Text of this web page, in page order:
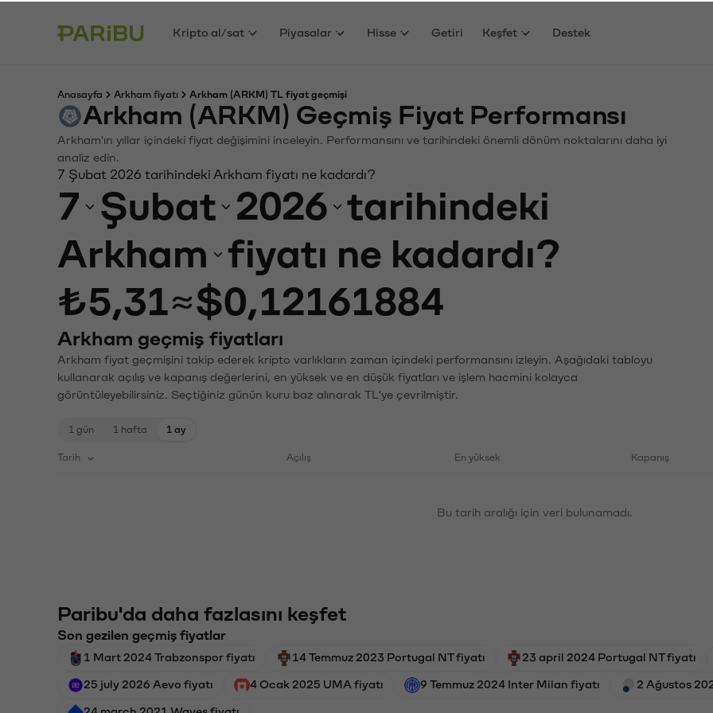
Kripto al/sat Piyasalar Hisse Getiri Keşfet Destek
Anasayfa Arkham fiyatı Arkham (ARKM) TL fiyat geçmişi
Arkham (ARKM) Geçmiş Fiyat Performansı
Arkham'ın yıllar içindeki fiyat değişimini inceleyin. Performansını ve tarihindeki önemli dönüm noktalarını daha iyi
analiz edin.
7 Şubat 2026 tarihindeki Arkham fiyatı ne kadardı?
7 Şubat 2026 tarihindeki
Arkham fiyatı ne kadardı?
₺5,31≈$0,12161884
Arkham geçmiş fiyatları
Arkham fiyat geçmişini takip ederek kripto varlıkların zaman içindeki performansını izleyin. Aşağıdaki tabloyu
kullanarak açılış ve kapanış değerlerini, en yüksek ve en düşük fiyatları ve işlem hacmini kolayca
görüntüleyebilirsiniz. Seçtiğiniz günün kuru baz alınarak TL'ye çevrilmiştir.
1 gün 1 hafta 1 ay
Tarih Açılış En yüksek Kapanış
Bu tarih aralığı için veri bulunamadı.
Paribu'da daha fazlasını keşfet
Son gezilen geçmiş fiyatlar
1 Mart 2024 Trabzonspor fiyatı 14 Temmuz 2023 Portugal NT fiyatı 23 april 2024 Portugal NT fiyatı
25 july 2026 Aevo fiyatı 4 Ocak 2025 UMA fiyatı 9 Temmuz 2024 Inter Milan fiyatı 2 Ağustos
24 march 2021 Waves fiyatı